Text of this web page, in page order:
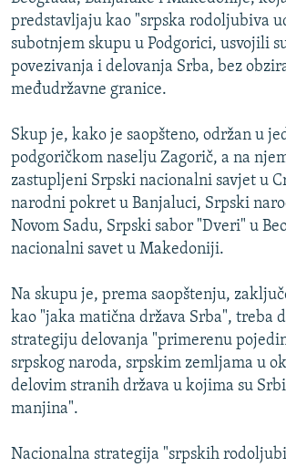
INFOGRAFIKE
KINA NA BALKANU
RSE PRIČE IZ SVIJETA
ISPRIČAJ MI
SPECIJALI RSE
VIŠE OD NASLOVA
GENOCID U SREBRENICI
POPLAVE I KLIZIŠTA U BIH 2024.
POST SCRIPTUM
MOJA EVROPA
TRI DECENIJE OD RATA U BIH
SVE KARTE DEJTONA
PRATITE NAS
predstavljaju kao "srpska rodoljubiva
subotnjem skupu u Podgorici, usvojili
povezivanja i delovanja Srba, bez
međudržavne granice.
Skup je, kako je saopšteno, održan u
podgoričkom naselju Zagorič, a na
zastupljeni Srpski nacionalni savjet u
narodni pokret u Banjaluci, Srpski
Novom Sadu, Srpski sabor "Dveri" u
nacionalni savet u Makedoniji.
Na skupu je, prema saopštenju,
kao "jaka matična država Srba", treba
strategiju delovanja "primerenu
srpskog naroda, srpskim zemljama u
delovim stranih država u kojima su
manjina".
Nacionalna strategija "srpskih